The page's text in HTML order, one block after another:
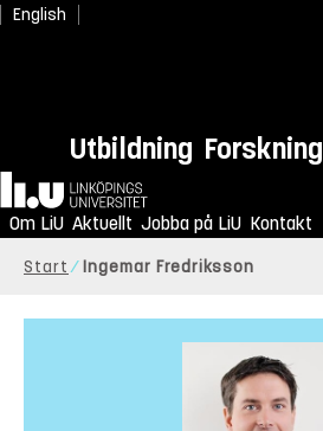
English
Utbildning Forskning
Hem
Om LiU Aktuellt Jobba på LiU Kontakt
Start Ingemar Fredriksson